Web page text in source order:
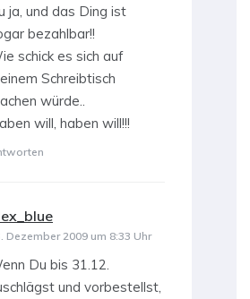
ja, und das Ding ist
bezahlbar!!
schick es sich auf
Schreibtisch
würde..
will, haben will!!!
Dezember 2009 um 8:33 Uhr
Du bis 31.12.
und vorbestellst,